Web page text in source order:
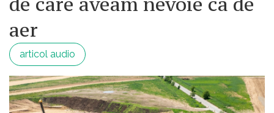
aer
articol audio